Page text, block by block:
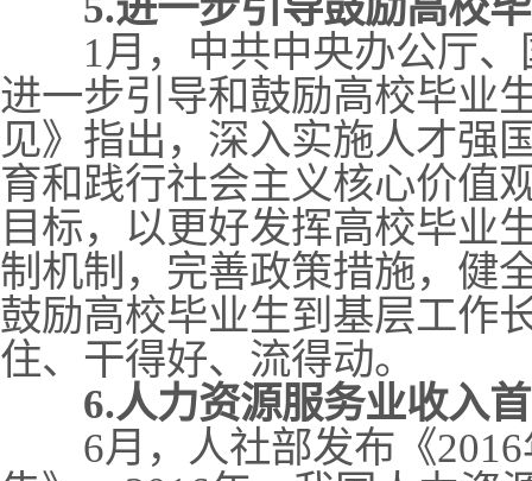
1月，中共中央办公厅、
进一步引导和鼓励高校毕业
见》指出，深入实施人才强
育和践行社会主义核心价值
目标，以更好发挥高校毕业
制机制，完善政策措施，健
鼓励高校毕业生到基层工作
住、干得好、流得动。
6.人力资源服务业收入
6月，人社部发布《2016